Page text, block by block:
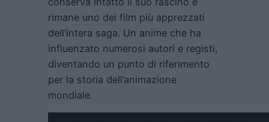
rimane uno dei film più apprezzati
dell’intera saga. Un anime che ha
influenzato numerosi autori e registi,
diventando un punto di riferimento
per la storia dell’animazione
mondiale.